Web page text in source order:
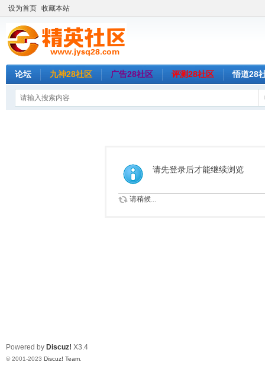
设为首页 收藏本站
论坛 九神28社区 广告28社区 评测28社区 悟道28
请先登录后才能继续浏览
请稍候...
Powered by Discuz! X3.4
© 2001-2023 Discuz! Team